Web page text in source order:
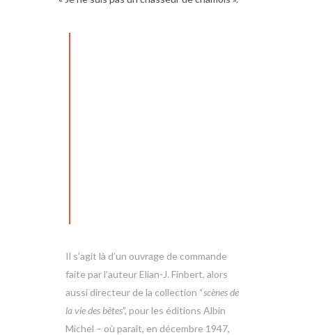
Il s’agit là d’un ouvrage de commande
faite par l’auteur Elian-J. Finbert, alors
aussi directeur de la collection “scènes de
la vie des bêtes”, pour les éditions Albin
Michel – où paraît, en décembre 1947,